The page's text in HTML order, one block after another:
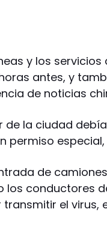
y los
antes, y
de noticias
de la ciudad
permiso
de
los conductores
el virus,